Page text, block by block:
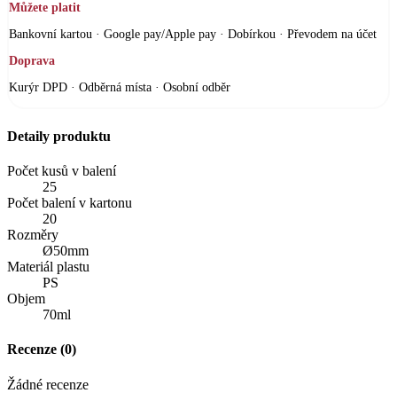
Můžete platit
Bankovní kartou · Google pay/Apple pay · Dobírkou · Převodem na účet
Doprava
Kurýr DPD · Odběrná místa · Osobní odběr
Detaily produktu
Počet kusů v balení
25
Počet balení v kartonu
20
Rozměry
Ø50mm
Materiál plastu
PS
Objem
70ml
Recenze (0)
Žádné recenze